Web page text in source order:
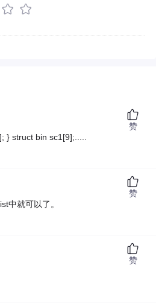
} struct bin sc1[9];.....
赞
中就可以了。
赞
赞